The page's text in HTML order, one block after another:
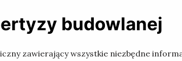
budowlanej
zawierający wszystkie niezbędne